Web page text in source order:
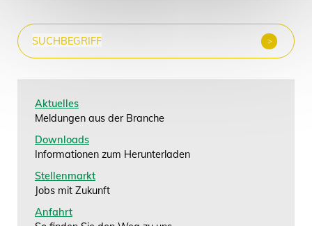
Aktuelles
Meldungen aus der Branche
Downloads
Informationen zum Herunterladen
Stellenmarkt
Jobs mit Zukunft
Anfahrt